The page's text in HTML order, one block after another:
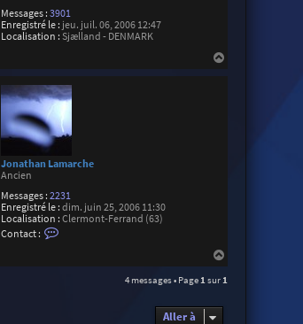
m
a
t
u
G
r
o
Messages : 3901
Enregistré le : jeu. juil. 06, 2006 12:47
Localisation : Sjælland - DENMARK
Jonathan Lamarche
Ancien
Messages : 2231
Enregistré le : dim. juin 25, 2006 11:30
Localisation : Clermont-Ferrand (63)
Contact :
a
u
4 messages • Page 1 sur 1
Aller à